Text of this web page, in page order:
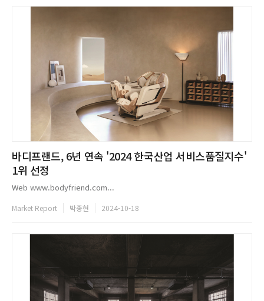
바디프랜드, 6년 연속 '2024 한국산업 서비스품질지수'
1위 선정
Web www.bodyfriend.com...
Market Report 박종현 2024-10-18